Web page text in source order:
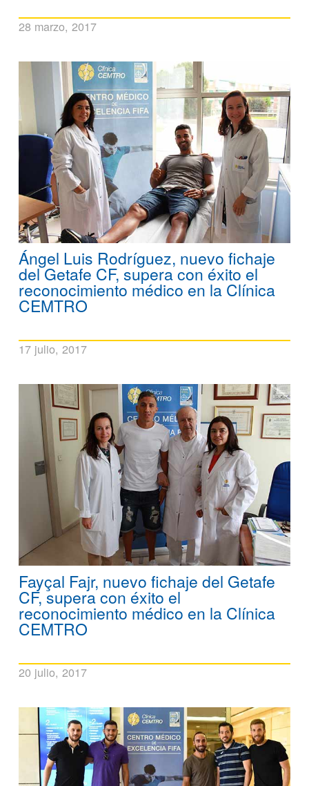
28 marzo, 2017
Ángel Luis Rodríguez, nuevo fichaje
del Getafe CF, supera con éxito el
reconocimiento médico en la Clínica
CEMTRO
17 julio, 2017
Fayçal Fajr, nuevo fichaje del Getafe
CF, supera con éxito el
reconocimiento médico en la Clínica
CEMTRO
20 julio, 2017